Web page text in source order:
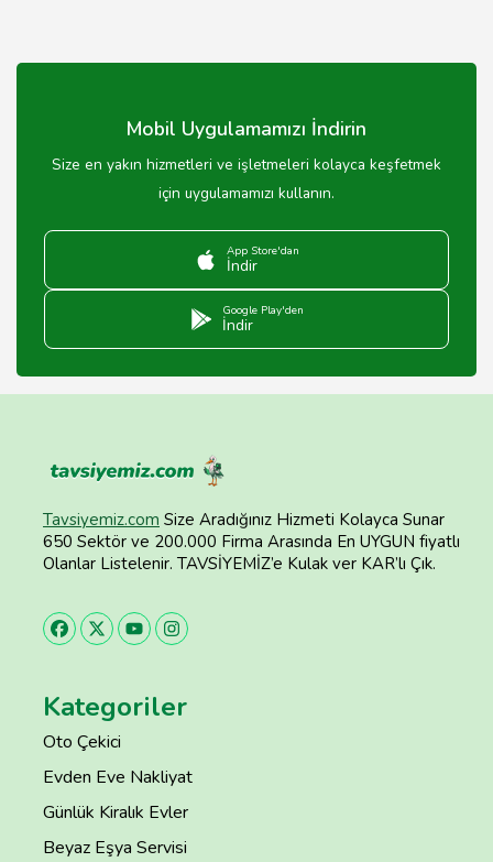
Mobil Uygulamamızı İndirin
Size en yakın hizmetleri ve işletmeleri kolayca keşfetmek
için uygulamamızı kullanın.
App Store'dan
İndir
Google Play'den
İndir
Tavsiyemiz.com Size Aradığınız Hizmeti Kolayca Sunar
650 Sektör ve 200.000 Firma Arasında En UYGUN fiyatlı
Olanlar Listelenir. TAVSİYEMİZ’e Kulak ver KAR’lı Çık.
Kategoriler
Oto Çekici
Evden Eve Nakliyat
Günlük Kiralık Evler
Beyaz Eşya Servisi